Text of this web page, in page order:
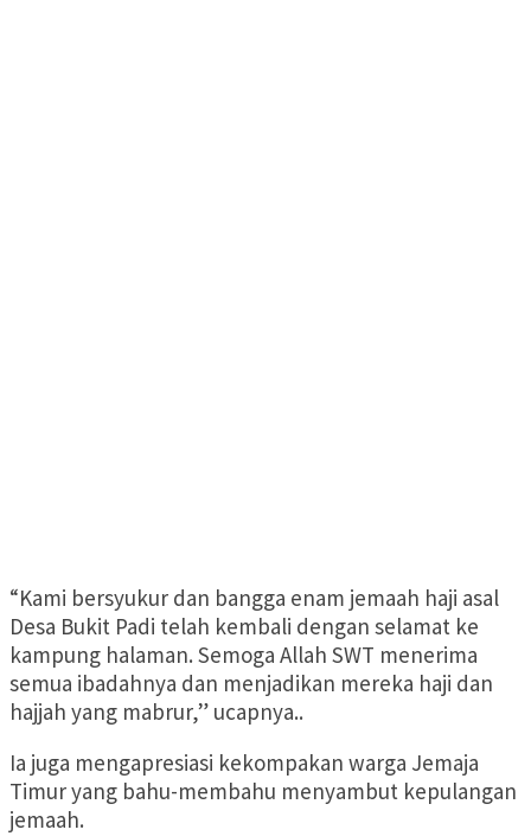
“Kami bersyukur dan bangga enam jemaah haji asal
Desa Bukit Padi telah kembali dengan selamat ke
kampung halaman. Semoga Allah SWT menerima
semua ibadahnya dan menjadikan mereka haji dan
hajjah yang mabrur,” ucapnya..
Ia juga mengapresiasi kekompakan warga Jemaja
Timur yang bahu-membahu menyambut kepulangan
jemaah.